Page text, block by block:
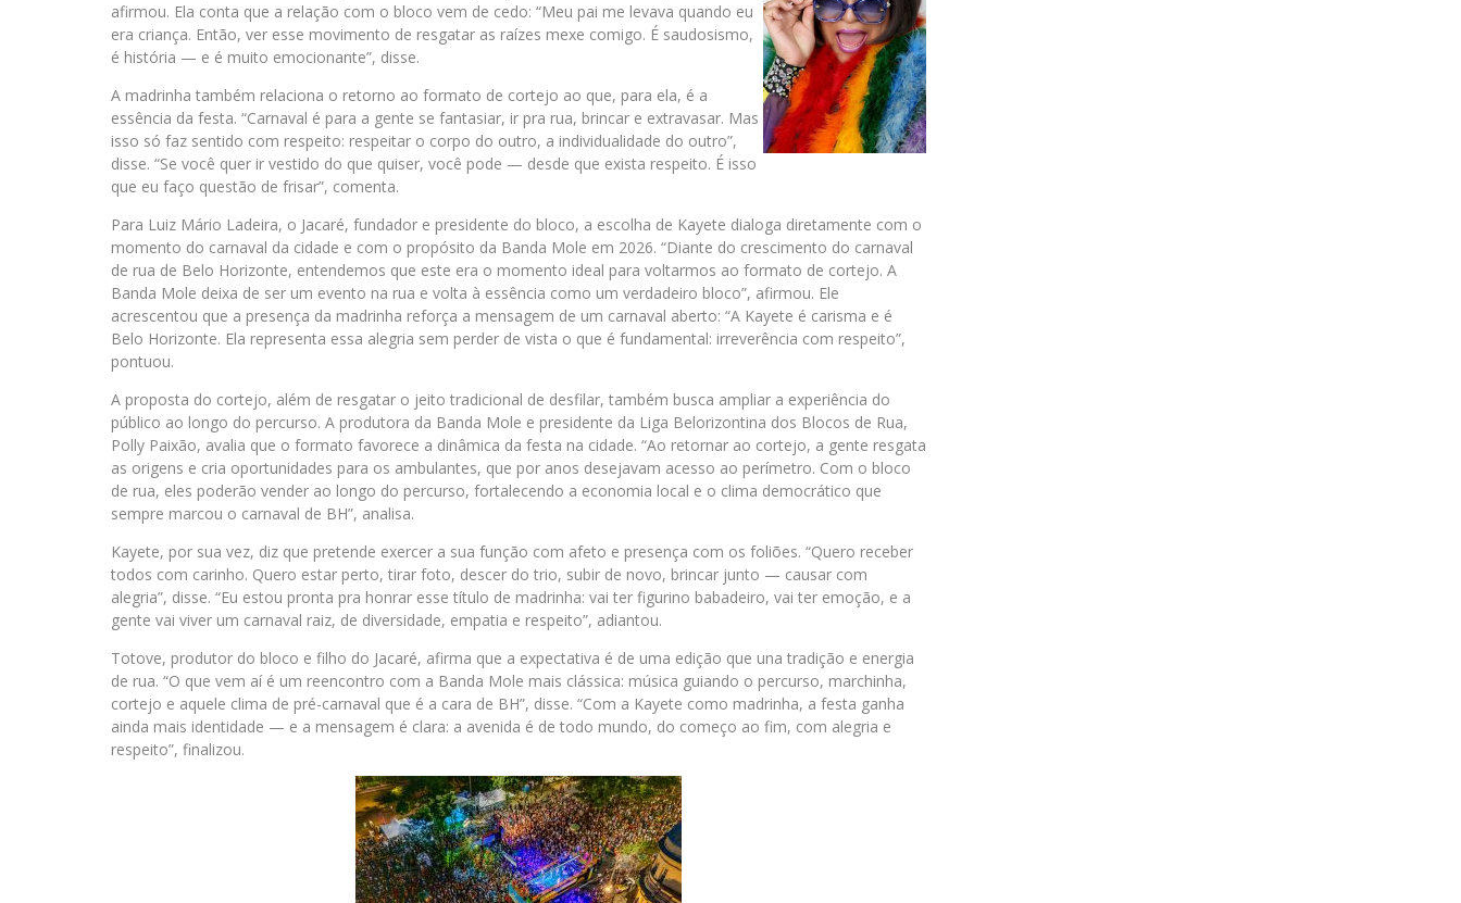
afirmou. Ela conta que a relação com o bloco vem de cedo: “Meu pai me levava quando eu
era criança. Então, ver esse movimento de resgatar as raízes mexe comigo. É saudosismo,
é história — e é muito emocionante”, disse.
A madrinha também relaciona o retorno ao formato de cortejo ao que, para ela, é a
essência da festa. “Carnaval é para a gente se fantasiar, ir pra rua, brincar e extravasar. Mas
isso só faz sentido com respeito: respeitar o corpo do outro, a individualidade do outro”,
disse. “Se você quer ir vestido do que quiser, você pode — desde que exista respeito. É isso
que eu faço questão de frisar”, comenta.
Para Luiz Mário Ladeira, o Jacaré, fundador e presidente do bloco, a escolha de Kayete dialoga diretamente com o
momento do carnaval da cidade e com o propósito da Banda Mole em 2026. “Diante do crescimento do carnaval
de rua de Belo Horizonte, entendemos que este era o momento ideal para voltarmos ao formato de cortejo. A
Banda Mole deixa de ser um evento na rua e volta à essência como um verdadeiro bloco”, afirmou. Ele
acrescentou que a presença da madrinha reforça a mensagem de um carnaval aberto: “A Kayete é carisma e é
Belo Horizonte. Ela representa essa alegria sem perder de vista o que é fundamental: irreverência com respeito”,
pontuou.
A proposta do cortejo, além de resgatar o jeito tradicional de desfilar, também busca ampliar a experiência do
público ao longo do percurso. A produtora da Banda Mole e presidente da Liga Belorizontina dos Blocos de Rua,
Polly Paixão, avalia que o formato favorece a dinâmica da festa na cidade. “Ao retornar ao cortejo, a gente resgata
as origens e cria oportunidades para os ambulantes, que por anos desejavam acesso ao perímetro. Com o bloco
de rua, eles poderão vender ao longo do percurso, fortalecendo a economia local e o clima democrático que
sempre marcou o carnaval de BH”, analisa.
Kayete, por sua vez, diz que pretende exercer a sua função com afeto e presença com os foliões. “Quero receber
todos com carinho. Quero estar perto, tirar foto, descer do trio, subir de novo, brincar junto — causar com
alegria”, disse. “Eu estou pronta pra honrar esse título de madrinha: vai ter figurino babadeiro, vai ter emoção, e a
gente vai viver um carnaval raiz, de diversidade, empatia e respeito”, adiantou.
Totove, produtor do bloco e filho do Jacaré, afirma que a expectativa é de uma edição que una tradição e energia
de rua. “O que vem aí é um reencontro com a Banda Mole mais clássica: música guiando o percurso, marchinha,
cortejo e aquele clima de pré-carnaval que é a cara de BH”, disse. “Com a Kayete como madrinha, a festa ganha
ainda mais identidade — e a mensagem é clara: a avenida é de todo mundo, do começo ao fim, com alegria e
respeito”, finalizou.